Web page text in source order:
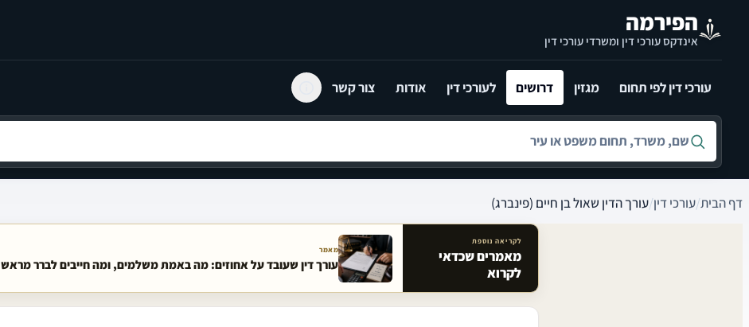
הפירמה
אינדקס עורכי דין ומשרדי עורכי דין
עורכי דין לפי תחום מגזין דרושים לעורכי דין אודות צור קשר
חיפוש לפי שם, משרד, תחום משפט או עיר
דף הבית/עורכי דין/עורך הדין שאול בן חיים (פינברג)
מאמרים קשורים באתר
לקריאה נוספת
מאמרים שכדאי
לקרוא
מאמר
עורך דין שעובד על אחוזים: מה באמת משלמים, ומה חייבים לברר מראש